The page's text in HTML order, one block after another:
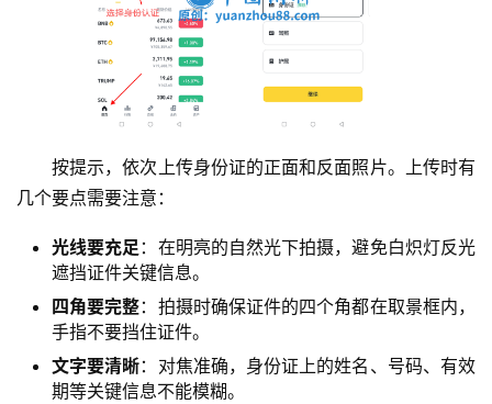
按提示，依次上传身份证的正面和反面照片。上传时有
几个要点需要注意：
光线要充足 ：在明亮的自然光下拍摄，避免白炽灯反光
遮挡证件关键信息。
四角要完整：拍摄时确保证件的四个角都在取景框内，
手指不要挡住证件。
文字要清晰：对焦准确，身份证上的姓名、号码、有效
期等关键信息不能模糊。